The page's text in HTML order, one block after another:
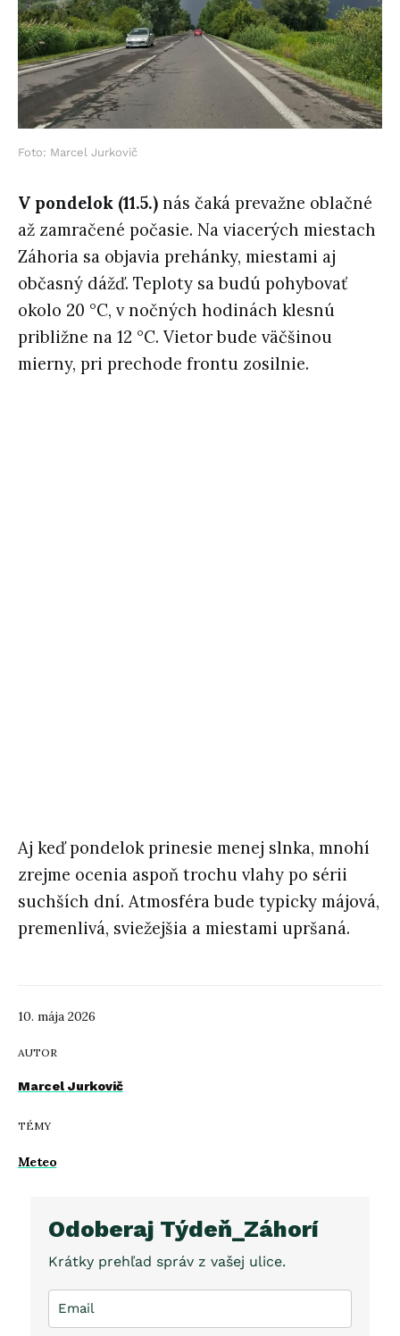
10. mája 2026
AUTOR
Marcel Jurkovič
TÉMY
Meteo
Foto: Marcel Jurkovič
V pondelok (11.5.) nás čaká prevažne oblačné
až zamračené počasie. Na viacerých miestach
Záhoria sa objavia prehánky, miestami aj
občasný dážď. Teploty sa budú pohybovať
okolo 20 °C, v nočných hodinách klesnú
približne na 12 °C. Vietor bude väčšinou
mierny, pri prechode frontu zosilnie.
Aj keď pondelok prinesie menej slnka, mnohí
zrejme ocenia aspoň trochu vlahy po sérii
suchších dní. Atmosféra bude typicky májová,
premenlivá, sviežejšia a miestami upršaná.
Odoberaj Týdeň_Záhorí
Krátky prehľad správ z vašej ulice.